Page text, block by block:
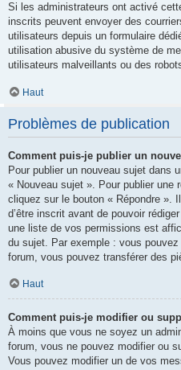
Si les administrateurs ont activé
inscrits peuvent envoyer des
utilisateurs depuis un formulaire
utilisation abusive du système de
utilisateurs malveillants ou des
Haut
Problèmes de publication
Comment puis-je publier un
Pour publier un nouveau sujet dans
« Nouveau sujet ». Pour publier une
cliquez sur le bouton « Répondre ».
d’être inscrit avant de pouvoir
une liste de vos permissions est
du sujet. Par exemple : vous
forum, vous pouvez transférer des
Haut
Comment puis-je modifier ou
À moins que vous ne soyez un
forum, vous ne pouvez modifier ou
Vous pouvez modifier un de vos